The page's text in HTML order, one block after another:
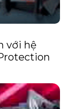
với hệ